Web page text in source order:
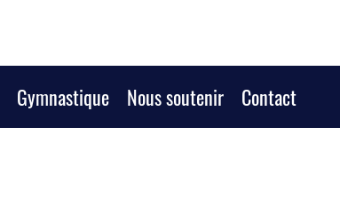
Gymnastique Nous soutenir Contact